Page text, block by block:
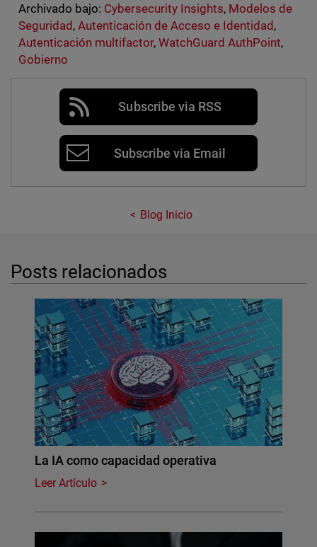
Archivado bajo: Cybersecurity Insights, Modelos de
Seguridad, Autenticación de Acceso e Identidad,
Autenticación multifactor, WatchGuard AuthPoint,
Gobierno
Subscribe via RSS
Subscribe via Email
Blog Inicio
Posts relacionados
La IA como capacidad operativa
Leer Artículo